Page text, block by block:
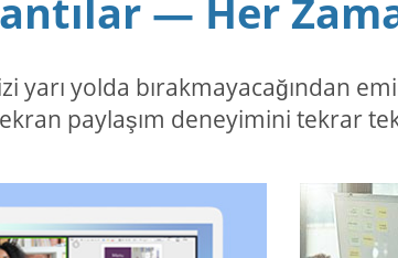
— Her
yarı yolda bırakmayacağından
paylaşım deneyimini tekrar